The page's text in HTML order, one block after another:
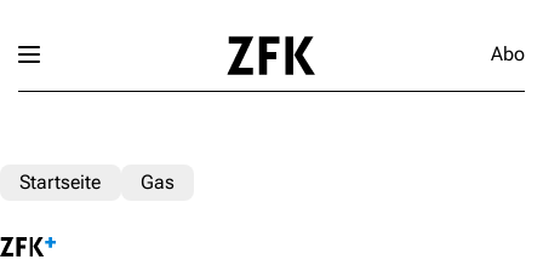
Abo
Startseite Gas